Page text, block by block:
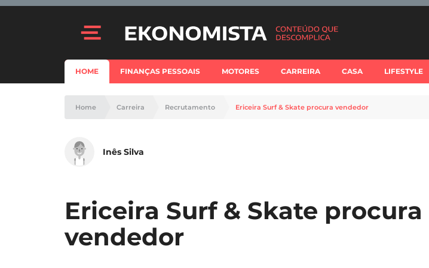
HOME FINANÇAS PESSOAIS MOTORES CARREIRA CASA LIFESTYLE
Home Carreira Recrutamento Ericeira Surf & Skate procura vendedor
Inês Silva
Ericeira Surf & Skate procura
vendedor